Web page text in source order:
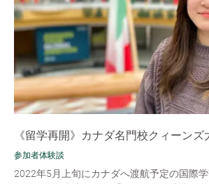
《留学再開》カナダ名門校クィーン
参加者体験談
2022年5月上旬にカナダへ渡航予定の国際